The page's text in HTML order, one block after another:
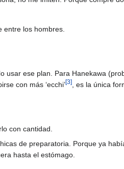
entre los hombres.
ese plan. Para Hanekawa
con más ‘ecchi’[3]
, es la única
con cantidad.
de preparatoria. Porque ya
hasta el estómago.